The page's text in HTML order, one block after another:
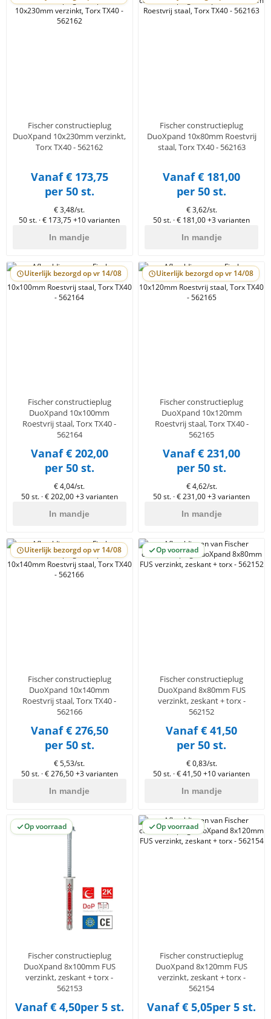
Fischer constructieplug
DuoXpand 10x230mm verzinkt,
Torx TX40 - 562162
Vanaf € 173,75
per 50 st.
€ 3,48/st.
50 st. · € 173,75+10 varianten
In mandje
Fischer constructieplug
DuoXpand 10x80mm Roestvrij
staal, Torx TX40 - 562163
Vanaf € 181,00
per 50 st.
€ 3,62/st.
50 st. · € 181,00+3 varianten
In mandje
Uiterlijk bezorgd op vr 14/08
Fischer constructieplug
DuoXpand 10x100mm
Roestvrij staal, Torx TX40 -
562164
Vanaf € 202,00
per 50 st.
€ 4,04/st.
50 st. · € 202,00+3 varianten
In mandje
Uiterlijk bezorgd op vr 14/08
Fischer constructieplug
DuoXpand 10x120mm
Roestvrij staal, Torx TX40 -
562165
Vanaf € 231,00
per 50 st.
€ 4,62/st.
50 st. · € 231,00+3 varianten
In mandje
Uiterlijk bezorgd op vr 14/08
Fischer constructieplug
DuoXpand 10x140mm
Roestvrij staal, Torx TX40 -
562166
Vanaf € 276,50
per 50 st.
€ 5,53/st.
50 st. · € 276,50+3 varianten
In mandje
Op voorraad
Fischer constructieplug
DuoXpand 8x80mm FUS
verzinkt, zeskant + torx -
562152
Vanaf € 41,50
per 50 st.
€ 0,83/st.
50 st. · € 41,50+10 varianten
In mandje
Op voorraad
Fischer constructieplug
DuoXpand 8x100mm FUS
verzinkt, zeskant + torx -
562153
Vanaf € 4,50per 5 st.
Op voorraad
Fischer constructieplug
DuoXpand 8x120mm FUS
verzinkt, zeskant + torx -
562154
Vanaf € 5,05per 5 st.